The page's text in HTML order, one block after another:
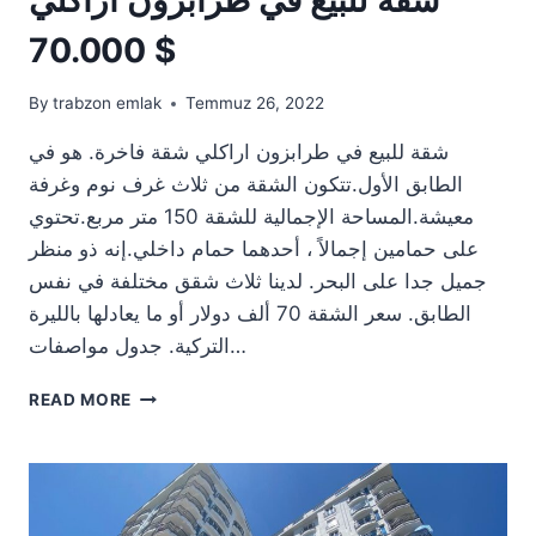
70.000 $
By trabzon emlak Temmuz 26, 2022
شقة للبيع في طرابزون اراكلي شقة فاخرة. هو في
الطابق الأول.تتكون الشقة من ثلاث غرف نوم وغرفة
معيشة.المساحة الإجمالية للشقة 150 متر مربع.تحتوي
على حمامين إجمالاً ، أحدهما حمام داخلي.إنه ذو منظر
جميل جدا على البحر. لدينا ثلاث شقق مختلفة في نفس
الطابق. سعر الشقة 70 ألف دولار أو ما يعادلها بالليرة
التركية. جدول مواصفات…
READ MORE شقة
طرابزون
اراكلي
70.000